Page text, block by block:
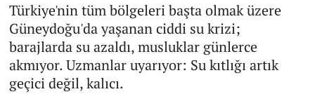
Türkiye'nin tüm bölgeleri başta olmak üzere
Güneydoğu'da yaşanan ciddi su krizi;
barajlarda su azaldı, musluklar günlerce
akmıyor. Uzmanlar uyarıyor: Su kıtlığı artık
geçici değil, kalıcı.